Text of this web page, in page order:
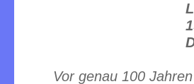
Vor genau 100